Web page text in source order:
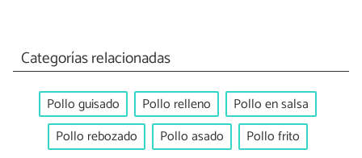
Categorías relacionadas
Pollo guisado Pollo relleno
Pollo en salsa
Pollo rebozado
Pollo asado Pollo frito